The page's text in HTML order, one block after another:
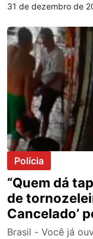
31 de dezembro de
Polícia
“Quem dá
de
Cancelado’
vídeo
Brasil - Você já